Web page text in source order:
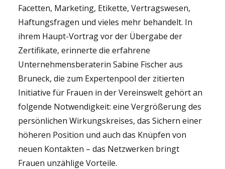
Facetten, Marketing, Etikette, Vertragswesen,
Haftungsfragen und vieles mehr behandelt. In
ihrem Haupt-Vortrag vor der Übergabe der
Zertifikate, erinnerte die erfahrene
Unternehmensberaterin Sabine Fischer aus
Bruneck, die zum Expertenpool der zitierten
Initiative für Frauen in der Vereinswelt gehört an
folgende Notwendigkeit: eine Vergrößerung des
persönlichen Wirkungskreises, das Sichern einer
höheren Position und auch das Knüpfen von
neuen Kontakten – das Netzwerken bringt
Frauen unzählige Vorteile.